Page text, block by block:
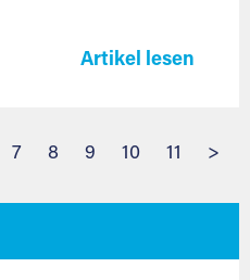
Artikel lesen
7 8 9 10 11 >